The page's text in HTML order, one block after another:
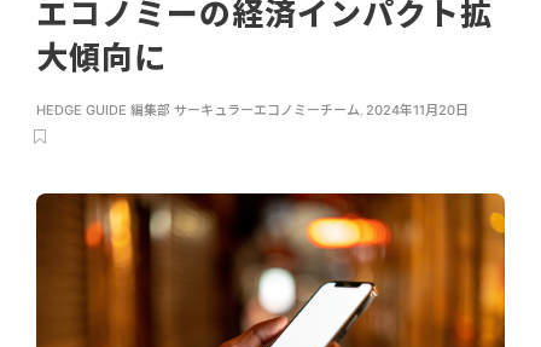
エコノミーの経済インパクト拡
大傾向に
HEDGE GUIDE 編集部 サーキュラーエコノミーチーム, 2024年11月20日